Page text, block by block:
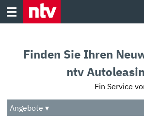
Skip
Audio
Das Beste
Finden Sie Ihren
ntv
Ein Service
Angebote ▾